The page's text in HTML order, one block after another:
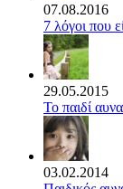
07.08.2016
7 λόγοι που
29.05.2015
Το παιδί
03.02.2014